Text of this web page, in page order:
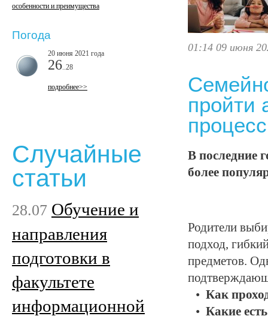
01:14 09 июня
пройти
процесс
В последние
более
Родители
подход,
предметов.
Как
Какие
особенности и преимущества
Погода
20 июня 2021 года
26 ..28
подробнее>>
Случайные
статьи
28.07 Обучение и
направления
подготовки в
факультете
информационной